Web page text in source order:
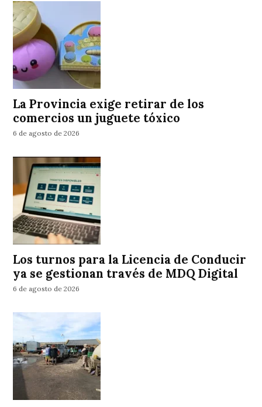
La Provincia exige retirar de los
comercios un juguete tóxico
6 de agosto de 2026
Los turnos para la Licencia de Conducir
ya se gestionan través de MDQ Digital
6 de agosto de 2026